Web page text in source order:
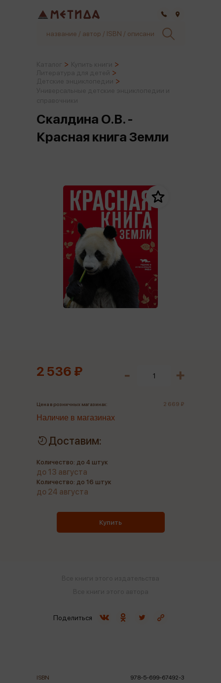
Скалдина О.В. -
Красная книга Земли
ISBN 978-5-699-67492-3
2 536 ₽
Цена в розничных магазинах: 2 669 ₽
Наличие в магазинах
Доставим:
Количество: до 4 штук
до 13 августа
Количество: до 16 штук
до 24 августа
Купить
Поделиться